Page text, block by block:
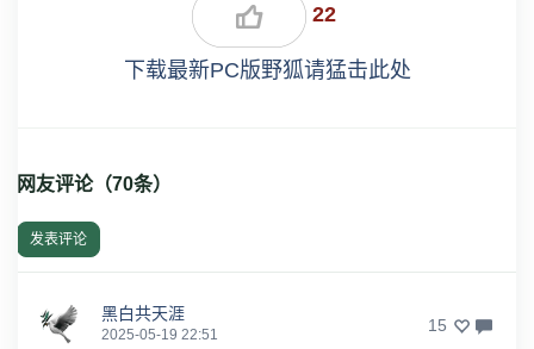
22
下载最新PC版野狐请猛击此处
网友评论（70条）
发表评论
黑白共天涯
2025-05-19 22:51 15